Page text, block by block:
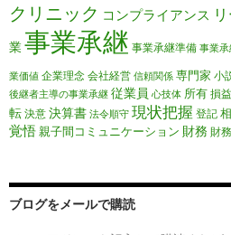
クリニック コンプライアンス
業事業承継 事業承継準備 事業
業価値 企業理念 会社経営 信頼関係 専門家 小
後継者主導の事業承継 従業員 心技体 所有 損
転 決意 決算書 法令順守 現状把握 登記
覚悟親子間コミュニケーション 財務 財
ブログをメールで購読